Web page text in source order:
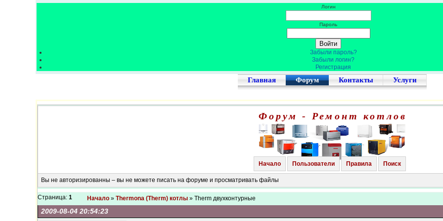
Логин
Пароль
Забыли пароль?
Забыли логин?
Регистрация
Главная Форум Контакты Услуги
Форум - Ремонт котлов
Начало Пользователи Правила Поиск
Вы не авторизированны – вы не можете писать на форуме и просматривать файлы
Страница: 1 Начало » Thermona (Therm) котлы » Therm двухконтурные
2009-08-04 20:54:23